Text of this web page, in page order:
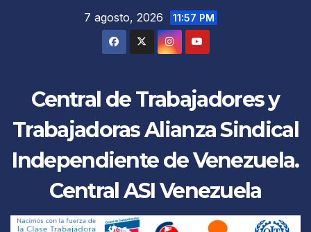
7 agosto, 2026 11:57 PM
Central de Trabajadores y
Trabajadoras Alianza Sindical
Independiente de Venezuela.
Central ASI Venezuela